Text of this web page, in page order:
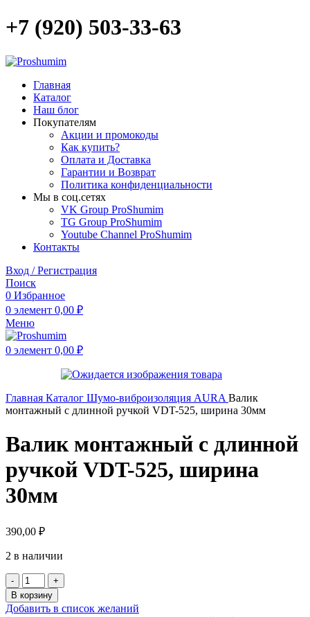
+7 (920) 503-33-63
Главная
Каталог
Наш блог
Покупателям
Акции и промокоды
Как купить?
Оплата и Доставка
Гарантии и Возврат
Политика конфиденциальности
Мы в соц.сетях
VK Group ProShumim
TG Group ProShumim
Youtube Channel ProShumim
Контакты
Вход / Регистрация
Поиск
0 Избранное
0 элемент 0,00 ₽
Меню
0 элемент 0,00 ₽
Главная Каталог Шумо-виброизоляция AURA Валик
монтажный с длинной ручкой VDT-525, ширина 30мм
Валик монтажный с длинной
ручкой VDT-525, ширина
30мм
390,00 ₽
2 в наличии
В корзину
Добавить в список желаний